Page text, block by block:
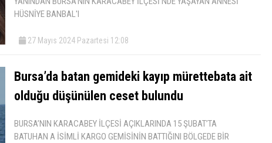
HÜSNİYE BANBAL'I
27 Mayıs 2024 Pazartesi 12:08
Bursa’da batan gemideki kayıp mürettebata ait
olduğu düşünülen ceset bulundu
BURSA’NIN KARACABEY İLÇESİ AÇIKLARINDA 15 ŞUBAT’TA
BATUHAN A İSİMLİ KARGO GEMİSİNİN BATTIĞINI BÖLGEDE BİR